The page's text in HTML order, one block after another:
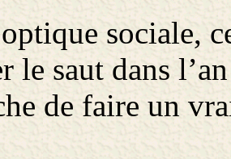
sociale,
le saut dans
de faire un